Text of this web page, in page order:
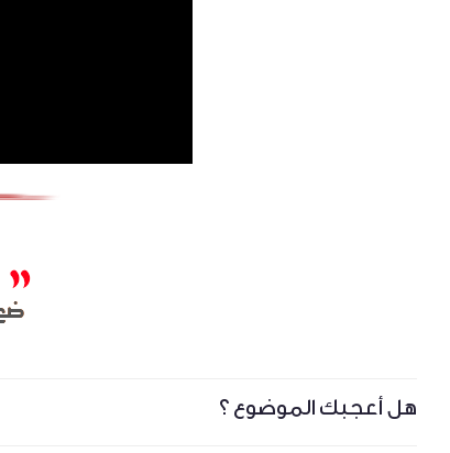
هل أعجبك الموضوع ؟